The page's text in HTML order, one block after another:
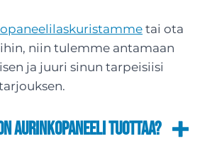
tai ota
niin tulemme antamaan
ja juuri sinun tarpeisiisi
aurinkopaneeli tuottaa?